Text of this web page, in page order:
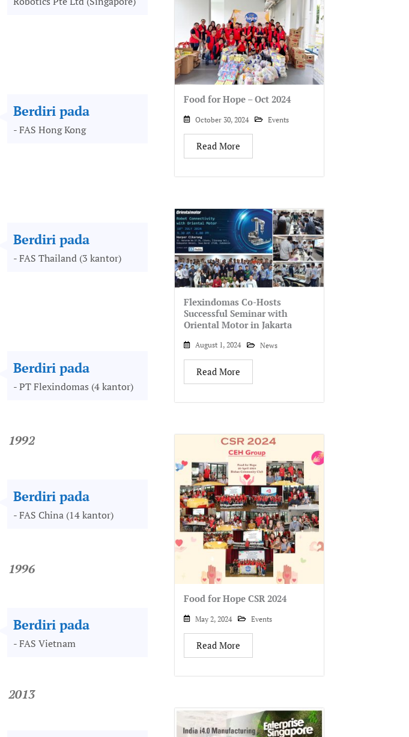
Berdiri pada
- FAS Hong Kong
Berdiri pada
- FAS Thailand (3 kantor)
Berdiri pada
- PT Flexindomas (4 kantor)
1992
Berdiri pada
- FAS China (14 kantor)
1996
Berdiri pada
- FAS Vietnam
2013
Food for Hope – Oct 2024
October 30, 2024 Events
Read More
Flexindomas Co-Hosts
Successful Seminar with
Oriental Motor in Jakarta
August 1, 2024 News
Read More
Food for Hope CSR 2024
May 2, 2024 Events
Read More